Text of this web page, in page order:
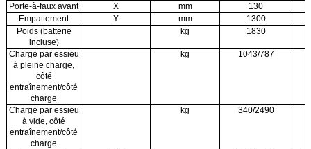
Porte-à-faux avant X mm
130
Empattement
Y mm
1300
Poids (batterie
incluse)
kg 1830
Charge par essieu
à pleine charge,
côté
entraînement/côté
charge
kg 1043/787
Charge par essieu
à vide, côté
entraînement/côté
charge
kg 340/2490